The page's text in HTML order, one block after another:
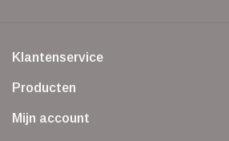
Klantenservice
Producten
Mijn account